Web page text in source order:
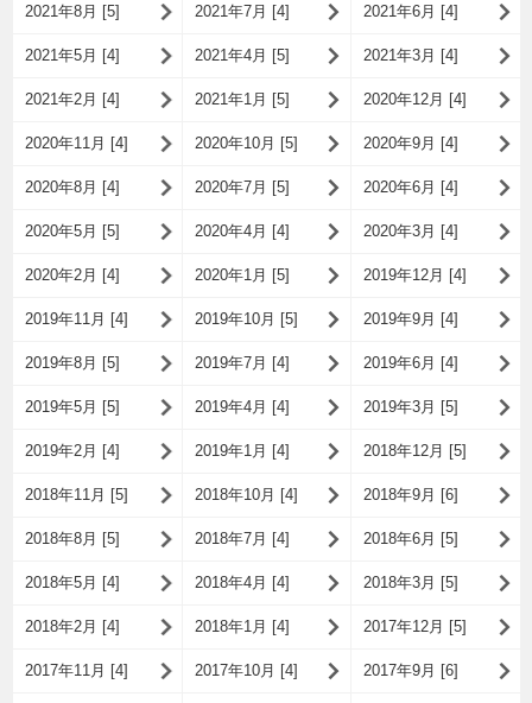
2021年8月 [5] 2021年7月 [4] 2021年6月 [4]
2021年5月 [4] 2021年4月 [5] 2021年3月 [4]
2021年2月 [4] 2021年1月 [5] 2020年12月 [4]
2020年11月 [4] 2020年10月 [5] 2020年9月 [4]
2020年8月 [4] 2020年7月 [5] 2020年6月 [4]
2020年5月 [5] 2020年4月 [4] 2020年3月 [4]
2020年2月 [4] 2020年1月 [5] 2019年12月 [4]
2019年11月 [4] 2019年10月 [5] 2019年9月 [4]
2019年8月 [5] 2019年7月 [4] 2019年6月 [4]
2019年5月 [5] 2019年4月 [4] 2019年3月 [5]
2019年2月 [4] 2019年1月 [4] 2018年12月 [5]
2018年11月 [5] 2018年10月 [4] 2018年9月 [6]
2018年8月 [5] 2018年7月 [4] 2018年6月 [5]
2018年5月 [4] 2018年4月 [4] 2018年3月 [5]
2018年2月 [4] 2018年1月 [4] 2017年12月 [5]
2017年11月 [4] 2017年10月 [4] 2017年9月 [6]